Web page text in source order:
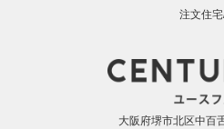
注文住
大阪府堺市北区中百